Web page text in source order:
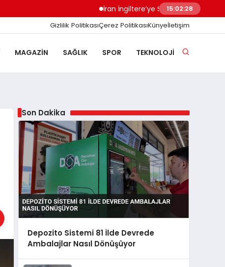
İran İngiltere’ye Sert Uyardı Saldırı Üssü
15:02:29
Gizlilik PolitikasıÇerez PolitikasıKünyeİletişim
MAGAZIN SAĞLIK SPOR TEKNOLOJI
Son Dakika
Depozito Sistemi 81 İlde Devrede
Ambalajlar Nasıl Dönüşüyor